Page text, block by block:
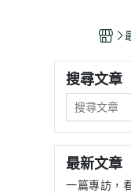
搜尋文章
最新文章
一篇專訪，